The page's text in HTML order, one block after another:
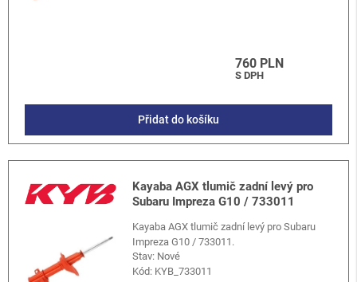
760 PLN
S DPH
Přidat do košíku
Kayaba AGX tlumič zadní levý pro
Subaru Impreza G10 / 733011
Kayaba AGX tlumič zadní levý pro Subaru
Impreza G10 / 733011.
Stav: Nové
Kód: KYB_733011